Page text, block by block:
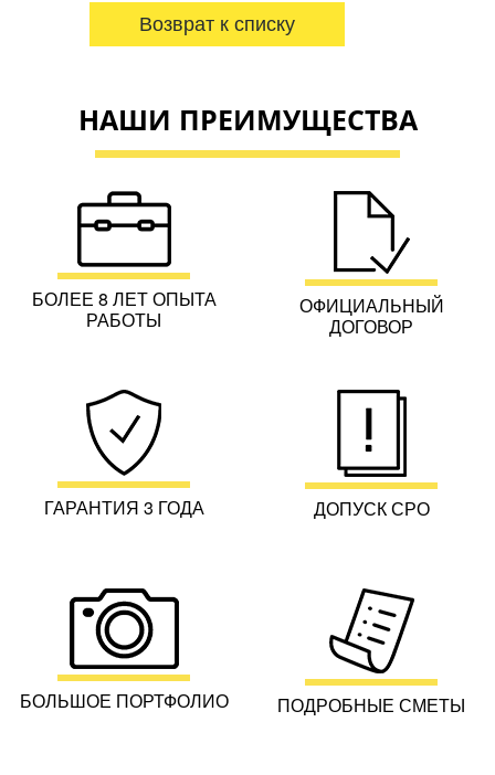
Возврат к списку
НАШИ ПРЕИМУЩЕСТВА
БОЛЕЕ 8 ЛЕТ ОПЫТА
РАБОТЫ
ОФИЦИАЛЬНЫЙ
ДОГОВОР
ГАРАНТИЯ 3 ГОДА ДОПУСК СРО
БОЛЬШОЕ ПОРТФОЛИО ПОДРОБНЫЕ СМЕТЫ